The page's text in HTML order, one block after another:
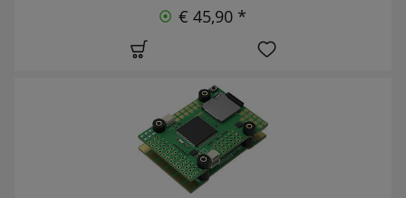
€ 45,90 *